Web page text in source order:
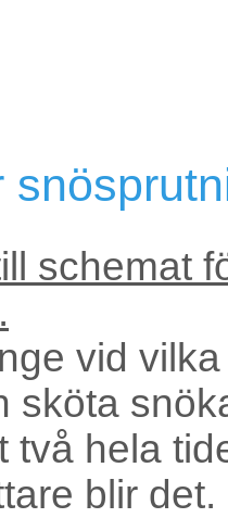
schemat
vid
sköta
två hela
blir det.